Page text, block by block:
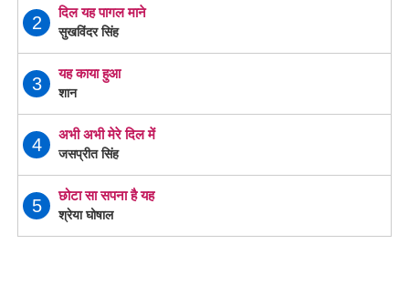
2
दिल यह पागल माने
सुखविंदर सिंह
3
यह काया हुआ
शान
4
अभी अभी मेरे दिल में
जसप्रीत सिंह
5
छोटा सा सपना है यह
श्रेया घोषाल